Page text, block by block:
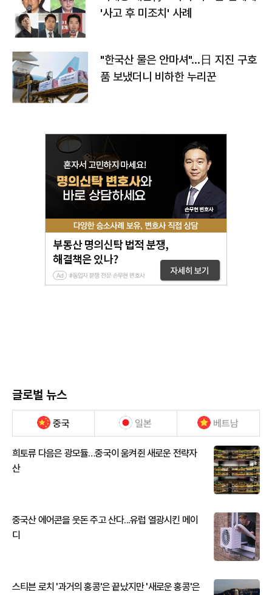
'사고 후 미조치' 사례
"한국산 물은 안마셔"…日 지진 구호
품 보냈더니 비하한 누리꾼
글로벌 뉴스
중국 일본 베트남
희토류 다음은 광모듈…중국이 움켜쥔 새로운 전략자
산
중국산 에어콘을 웃돈 주고 산다...유럽 열광시킨 메이
디
스티븐 로치 '과거의 홍콩'은 끝났지만 '새로운 홍콩'은